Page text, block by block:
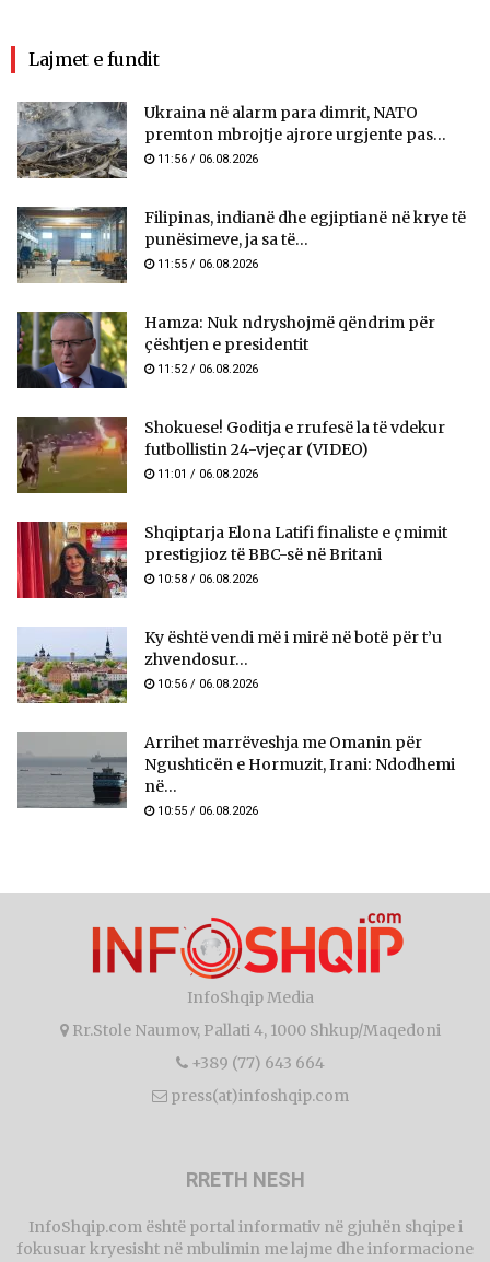
Lajmet e fundit
Ukraina në alarm para dimrit, NATO
premton mbrojtje ajrore urgjente pas...
11:56 / 06.08.2026
Filipinas, indianë dhe egjiptianë në krye të
punësimeve, ja sa të...
11:55 / 06.08.2026
Hamza: Nuk ndryshojmë qëndrim për
çështjen e presidentit
11:52 / 06.08.2026
Shokuese! Goditja e rrufesë la të vdekur
futbollistin 24-vjeçar (VIDEO)
11:01 / 06.08.2026
Shqiptarja Elona Latifi finaliste e çmimit
prestigjioz të BBC-së në Britani
10:58 / 06.08.2026
Ky është vendi më i mirë në botë për t’u
zhvendosur...
10:56 / 06.08.2026
Arrihet marrëveshja me Omanin për
Ngushticën e Hormuzit, Irani: Ndodhemi
në...
10:55 / 06.08.2026
InfoShqip Media
Rr.Stole Naumov, Pallati 4, 1000 Shkup/Maqedoni
+389 (77) 643 664
press(at)infoshqip.com
RRETH NESH
InfoShqip.com është portal informativ në gjuhën shqipe i
fokusuar kryesisht në mbulimin me lajme dhe informacione